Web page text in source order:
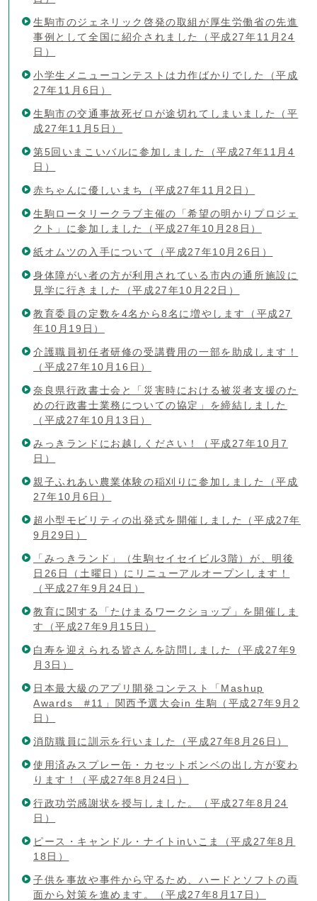
生駒市のジェネリック啓発の取組が厚生労働省の先進
事例として全国に紹介されました（平成27年11月24
日）
小学生メニューコンテストは力作ばかりでした（平成
27年11月6日）
生駒市の交通事故死ゼロが途切れてしまいました（平
成27年11月5日）
第5回いまこいバルに参加しました（平成27年11月4
日）
赤ちゃんに優しいまち（平成27年11月2日）
生駒ロータリークラブ主催の「希望の明かりプロジェ
クト」に参加しました（平成27年10月28日）
紙オムツの入手について（平成27年10月26日）
身体障がい者の方が利用されている市内の通所施設に
見学に行きました（平成27年10月22日）
教育委員の定数を4名から8名に増やします（平成27
年10月19日）
介護職員初任者研修の受講費用の一部を助成します！
（平成27年10月16日）
奈良県行政書士会と「災害時における被災者支援のた
めの行政書士業務についての協定」を締結しました
（平成27年10月13日）
みっきランドにお越しください！（平成27年10月7
日）
親子ふれあい農業体験の稲刈りに参加しました（平成
27年10月6日）
超小型モビリティの出発式を開催しました（平成27年
9月29日）
「みっきランド」（生駒セイセイビル3階）が、明後
日26日（土曜日）にリニューアルオープンします！
（平成27年9月24日）
教育に関する「たけまるワークショップ」を開催しま
す（平成27年9月15日）
白寿を迎えられる皆さんを訪問しました（平成27年9
月3日）
日本最大級のアプリ開発コンテスト「Mashup
Awards #11」関西予選大会in 生駒（平成27年9月2
日）
消防職員に訓示を行いました（平成27年8月26日）
使用済みスプレー缶・カセットボンベの出し方が変わ
ります！（平成27年8月24日）
行政功労感謝状を授与しました。（平成27年8月24
日）
ピース・キャンドル・ナイトinいこま（平成27年8月
18日）
子供を事故や事件から守るため、ハードとソフトの両
面から対策を進めます。（平成27年8月17日）